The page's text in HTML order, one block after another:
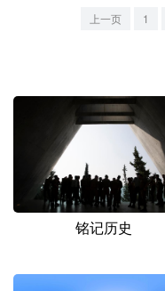
辽宁 吉林
浙江 安徽
山东 河南
广东 广西
上一页 1
铭记历史